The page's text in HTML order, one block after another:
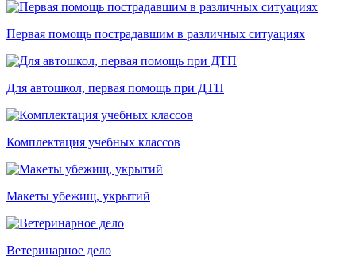
Первая помощь пострадавшим в различных ситуациях
Для автошкол, первая помощь при ДТП
Комплектация учебных классов
Макеты убежищ, укрытий
Ветеринарное дело